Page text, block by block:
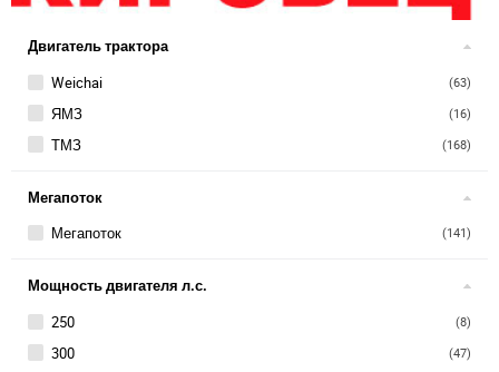
Двигатель трактора
Weichai
(63)
ЯМЗ (16)
ТМЗ (168)
Мегапоток
Мегапоток
(141)
Мощность двигателя л.с.
250
(8)
300 (47)